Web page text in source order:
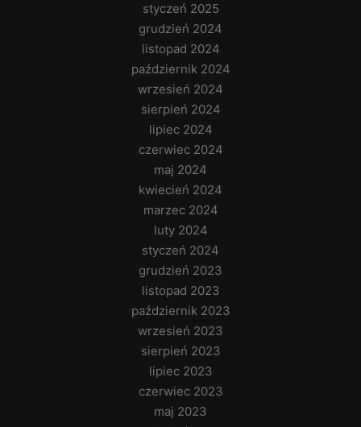
styczeń 2025
grudzień 2024
listopad 2024
październik 2024
wrzesień 2024
sierpień 2024
lipiec 2024
czerwiec 2024
maj 2024
kwiecień 2024
marzec 2024
luty 2024
styczeń 2024
grudzień 2023
listopad 2023
październik 2023
wrzesień 2023
sierpień 2023
lipiec 2023
czerwiec 2023
maj 2023